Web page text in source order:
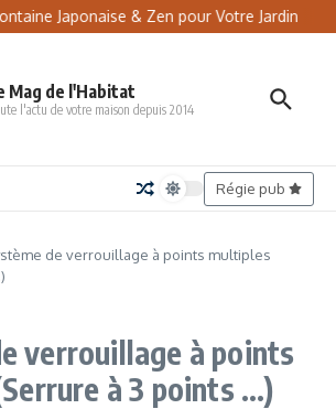
Japonaise & Zen pour Votre Jardin
Mag de l'Habitat
l'actu de votre maison depuis 2014
Régie pub
de verrouillage à points multiples
verrouillage à points
à 3 points …)
cookies